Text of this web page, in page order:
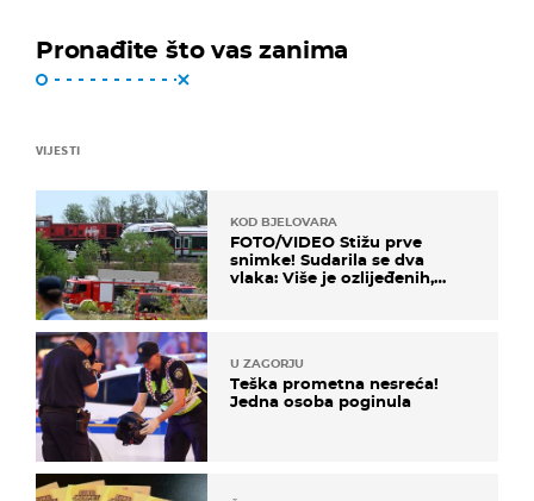
Pronađite što vas zanima
VIJESTI
KOD BJELOVARA
FOTO/VIDEO Stižu prve
snimke! Sudarila se dva
vlaka: Više je ozlijeđenih,
U ZAGORJU
Teška prometna nesreća!
Jedna osoba poginula